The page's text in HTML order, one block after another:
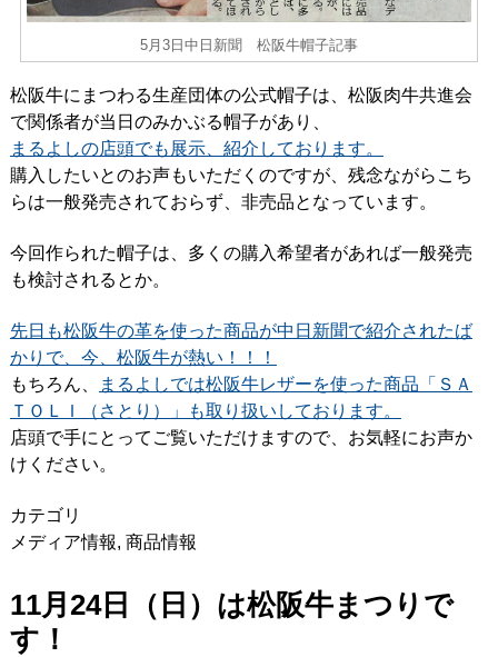
5月3日中日新聞 松阪牛帽子記事
松阪牛にまつわる生産団体の公式帽子は、松阪肉牛共進会
で関係者が当日のみかぶる帽子があり、
まるよしの店頭でも展示、紹介しております。
購入したいとのお声もいただくのですが、残念ながらこち
らは一般発売されておらず、非売品となっています。
今回作られた帽子は、多くの購入希望者があれば一般発売
も検討されるとか。
先日も松阪牛の革を使った商品が中日新聞で紹介されたば
かりで、今、松阪牛が熱い！！！
もちろん、
まるよしでは松阪牛レザーを使った商品「ＳＡ
ＴＯＬＩ（さとり）」も取り扱いしております。
店頭で手にとってご覧いただけますので、お気軽にお声か
けください。
カテゴリ
メディア情報, 商品情報
11月24日（日）は松阪牛まつりで
す！